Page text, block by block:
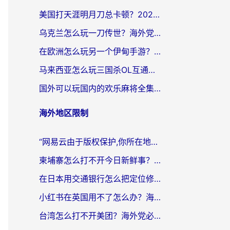
美国打天涯明月刀总卡顿？2026实测有效的加速器推荐（附跨平台使用技巧）
乌克兰怎么玩一刀传世？海外党国服游戏加速终极指南（附天下-异兽山海街头篮球实测）
在欧洲怎么玩另一个伊甸手游？海外党亲测有效的国服游戏加速指南
马来西亚怎么玩三国杀OL互通版？海外党必看的国服游戏加速器避坑指南
国外可以玩国内的欢乐麻将全集吗？海外党亲测有效的国服游戏加速指南
海外地区限制
“网易云由于版权保护,你所在地区”无法播放？海外党听国内音乐听书的加速器选择指南
柬埔寨怎么打不开今日新鲜事？海外华人追剧看新闻的加速器选择指南
在日本用交通银行怎么把定位修改到中国国内？海外党必备实用指南（附追剧支付社交全解）
小红书在英国用不了怎么办？海外党必看的回国加速解决方案
台湾怎么打不开美团？海外党必看：3个实用技巧解决国内App地区限制难题